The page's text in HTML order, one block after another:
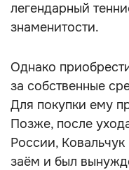
легендарный
знаменитости.
Однако
за собственные
Для покупки ему
Позже, после
России, Ковальчук
заём и был